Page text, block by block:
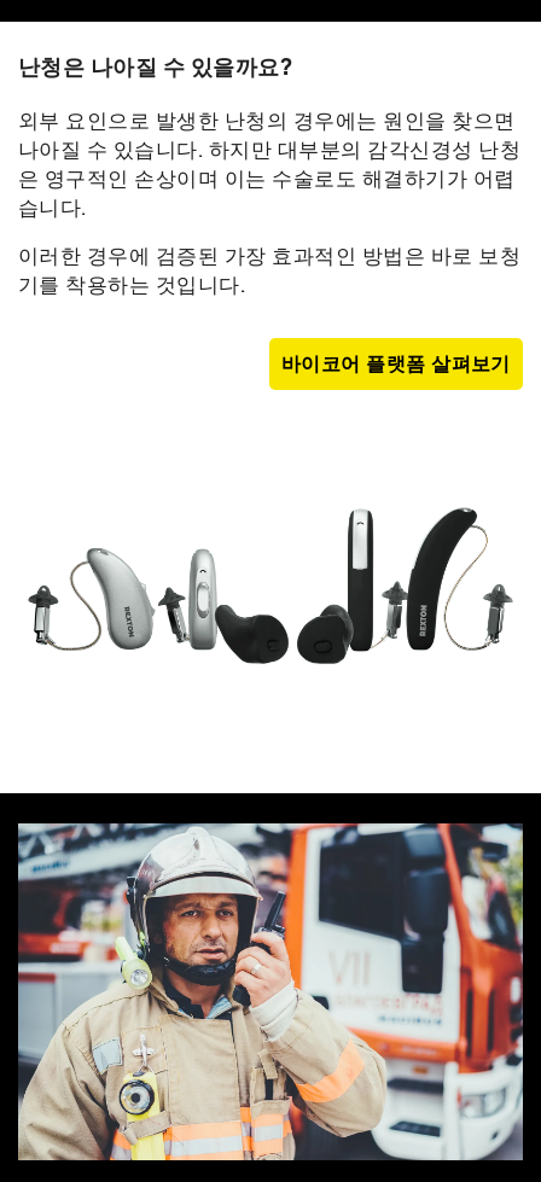
난청은 나아질 수 있을까요?
외부 요인으로 발생한 난청의 경우에는 원인을 찾으면
나아질 수 있습니다. 하지만 대부분의 감각신경성 난청
은 영구적인 손상이며 이는 수술로도 해결하기가 어렵
습니다.
이러한 경우에 검증된 가장 효과적인 방법은 바로 보청
기를 착용하는 것입니다.
바이코어 플랫폼 살펴보기